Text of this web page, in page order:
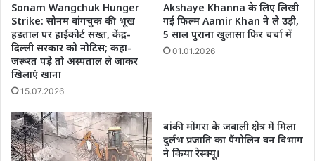
Sonam Wangchuk Hunger
Strike: सोनम वांगचुक की भूख
हड़ताल पर हाईकोर्ट सख्त, केंद्र-
दिल्ली सरकार को नोटिस; कहा-
जरूरत पड़े तो अस्पताल ले जाकर
खिलाएं खाना
15.07.2026
Akshaye Khanna के लिए लिखी
गई फिल्म Aamir Khan ने ले उड़ी,
5 साल पुराना खुलासा फिर चर्चा में
01.01.2026
बांकी मोंगरा के जवाली क्षेत्र में मिला
दुर्लभ प्रजाति का पैंगोलिन वन विभाग
ने किया रेस्क्यू।